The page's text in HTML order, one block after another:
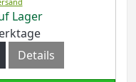
Lager
Details